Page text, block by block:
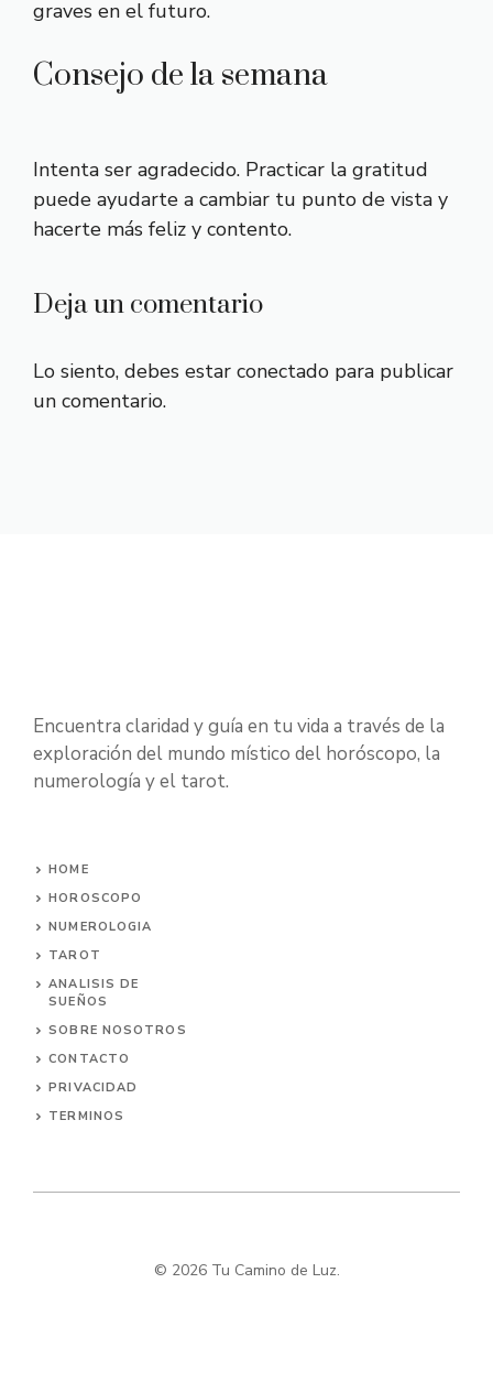
graves en el futuro.
Consejo de la semana
Intenta ser agradecido. Practicar la gratitud
puede ayudarte a cambiar tu punto de vista y
hacerte más feliz y contento.
Deja un comentario
Lo siento, debes estar conectado para publicar
un comentario.
Encuentra claridad y guía en tu vida a través de la
exploración del mundo místico del horóscopo, la
numerología y el tarot.
HOME
HOROSCOPO
NUMEROLOGIA
TAROT
ANALISIS DE
SUEÑOS
SOBRE NOSOTROS
CONTACTO
PRIVACIDAD
TERMINOS
© 2026 Tu Camino de Luz.